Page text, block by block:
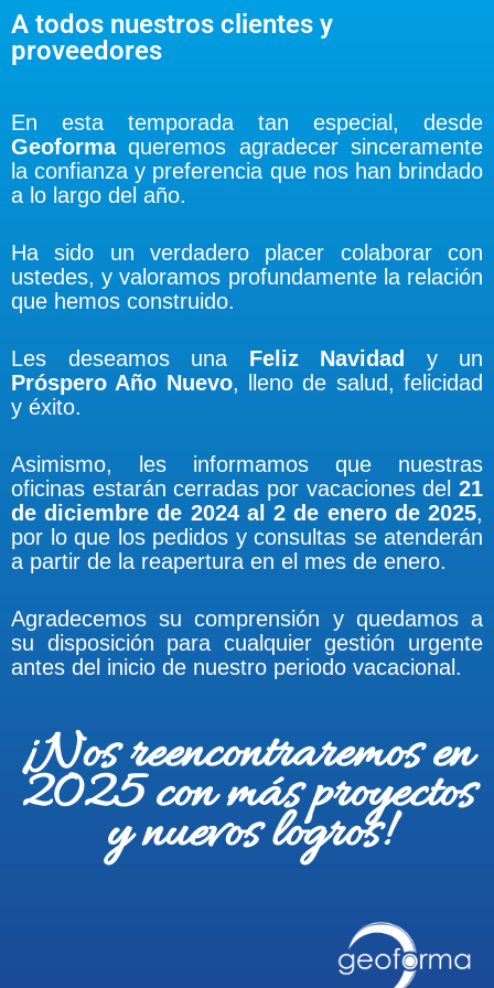
A todos nuestros clientes y
proveedores
En esta temporada tan especial, desde
Geoformaqueremos agradecer sinceramente
la confianza y preferencia que nos han brindado
a lo largo del año.
Ha sido un verdadero placer colaborar con
ustedes, y valoramos profundamente la relación
que hemos construido.
Les deseamos una Feliz Navidad
y un
Próspero Año Nuevo, lleno de salud, felicidad
y éxito.
Asimismo, les informamos que nuestras
oficinas estarán cerradas por vacaciones del 21
de diciembre de 2024 al 2 de enero de 2025,
por lo que los pedidos y consultas se atenderán
a partir de la reapertura en el mes de enero.
Agradecemos su comprensión y quedamos a
su disposición para cualquier gestión urgente
antes del inicio de nuestro periodo vacacional.
¡Nos reencontraremos en
2025 con más proyectos
y nuevos logros!